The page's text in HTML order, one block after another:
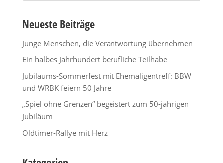
Neueste Beiträge
Junge Menschen, die Verantwortung übernehmen
Ein halbes Jahrhundert berufliche Teilhabe
Jubiläums-Sommerfest mit Ehemaligentreff: BBW
und WRBK feiern 50 Jahre
„Spiel ohne Grenzen“ begeistert zum 50-jährigen
Jubiläum
Oldtimer-Rallye mit Herz